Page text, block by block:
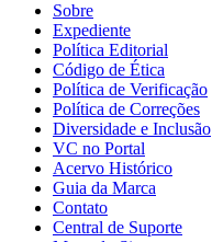
Sobre
Expediente
Política Editorial
Código de Ética
Política de Verificação
Política de Correções
Diversidade e Inclusão
VC no Portal
Acervo Histórico
Guia da Marca
Contato
Central de Suporte